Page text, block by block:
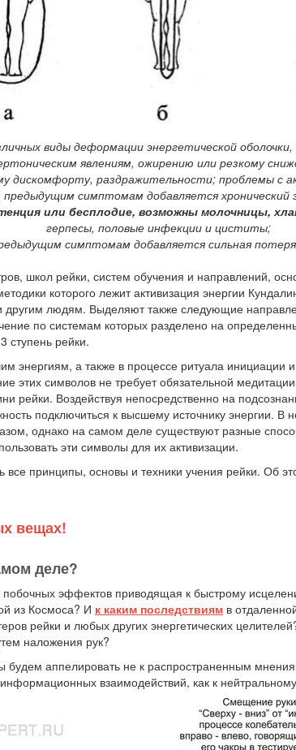
виды деформации энергетической
явлениям, ожирению или резкому
дискомфорту, раздражительности; проблемы с
предыдущим симптомам добавляется хронический
или бесплодие, возможны молочницы,
герпесы, половые инфекции и циститы;
симптомам добавляется сильная потеря
школ рейки, систем обучения и направлений,
которого лежит активизация энергии
людям. Выделяют также следующие
по системам которых разделено на
ступень рейки.
энергиям, а также в процессе ритуала
этих символов не требует обязательной
рейки. Воздействуя непосредственно на
подключиться к высшему источнику энергии. В
однако на самом деле существуют разные
эти символы для их активизации.
все принципы, основы и техники учения рейки. Об
вещах!
деле?
эффектов приводящая к быстрому
из Космоса? И к каким последствиям в
рейки и любых других энергетических
наложения рук?
будем аппелировать не к распространенным
взаимодействий, как к